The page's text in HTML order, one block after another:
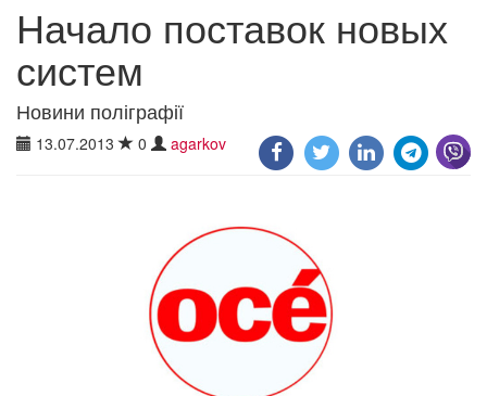
Начало поставок новых
систем
Новини поліграфії
13.07.2013 0 agarkov